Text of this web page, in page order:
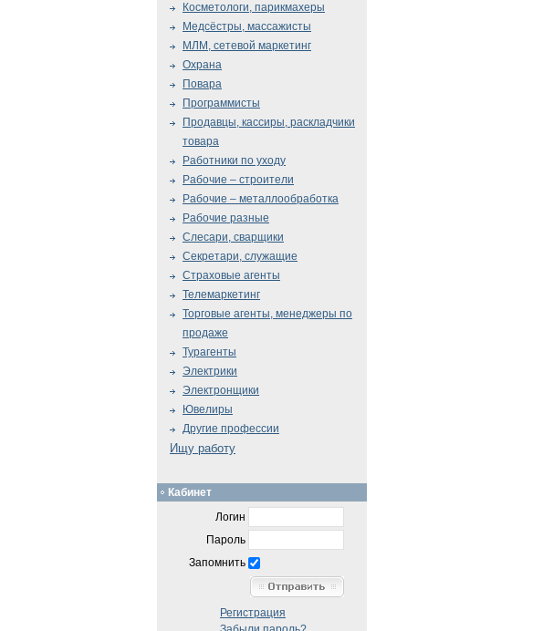
Косметологи, парикмахеры
Медсёстры, массажисты
МЛМ, сетевой маркетинг
Охрана
Повара
Программисты
Продавцы, кассиры, раскладчики
товара
Работники по уходу
Рабочие – строители
Рабочие – металлообработка
Рабочие разные
Слесари, сварщики
Секретари, служащие
Страховые агенты
Телемаркетинг
Торговые агенты, менеджеры по
продаже
Турагенты
Электрики
Электронщики
Ювелиры
Другие профессии
Ищу работу
Кабинет
Логин
Пароль
Запомнить
Регистрация